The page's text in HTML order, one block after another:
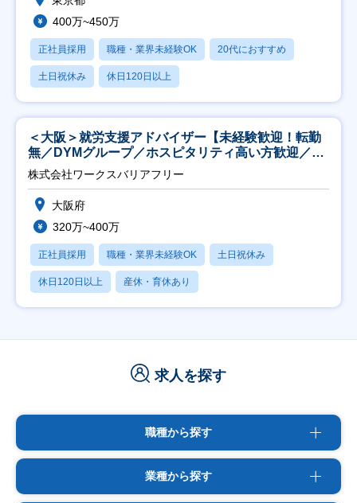
400万~450万
正社員採用 職種・業界未経験OK 20代におすすめ
土日祝休み 休日120日以上
＜大阪＞就労支援アドバイザー【未経験歓迎！転勤
無／DYMグループ／ホスピタリティ高い方歓迎／土
日祝】
株式会社ワークスバリアフリー
大阪府
320万~400万
正社員採用 職種・業界未経験OK 土日祝休み
休日120日以上 産休・育休あり
求人を探す
職種から探す
業種から探す